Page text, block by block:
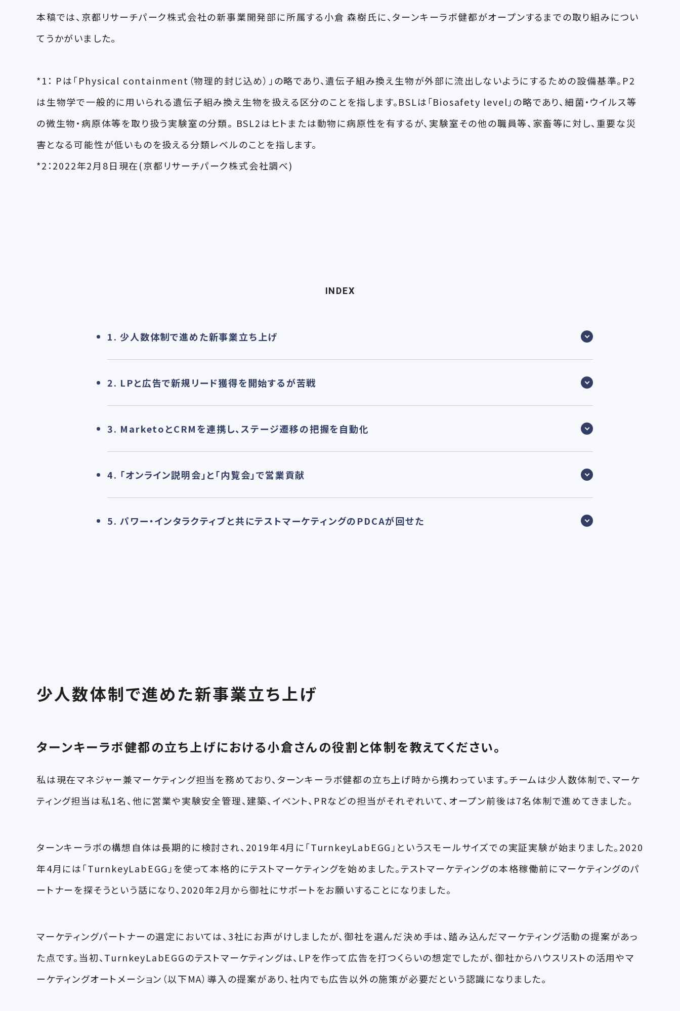
本稿では、京都リサーチパーク株式会社の新事業開発部に所属する小倉 森樹氏に、ターンキーラボ健都がオープンするまでの取り組みについ
てうかがいました。
*1： Pは「Physical containment（物理的封じ込め）」の略であり、遺伝子組み換え生物が外部に流出しないようにするための設備基準。P2
は生物学で一般的に用いられる遺伝子組み換え生物を扱える区分のことを指します。BSLは「Biosafety level」の略であり、細菌・ウイルス等
の微生物・病原体等を取り扱う実験室の分類。 BSL2はヒトまたは動物に病原性を有するが、実験室その他の職員等、家畜等に対し、重要な災
害となる可能性が低いものを扱える分類レベルのことを指します。
*2：2022年2月8日現在(京都リサーチパーク株式会社調べ)
INDEX
1. 少人数体制で進めた新事業立ち上げ
2. LPと広告で新規リード獲得を開始するが苦戦
3. MarketoとCRMを連携し、ステージ遷移の把握を自動化
4. 「オンライン説明会」と「内覧会」で営業貢献
5. パワー・インタラクティブと共にテストマーケティングのPDCAが回せた
少人数体制で進めた新事業立ち上げ
ターンキーラボ健都の立ち上げにおける小倉さんの役割と体制を教えてください。
私は現在マネジャー兼マーケティング担当を務めており、ターンキーラボ健都の立ち上げ時から携わっています。チームは少人数体制で、マーケ
ティング担当は私1名、他に営業や実験安全管理、建築、イベント、PRなどの担当がそれぞれいて、オープン前後は7名体制で進めてきました。
ターンキーラボの構想自体は長期的に検討され、2019年4月に「TurnkeyLabEGG」というスモールサイズでの実証実験が始まりました。2020
年4月には「TurnkeyLabEGG」を使って本格的にテストマーケティングを始めました。テストマーケティングの本格稼働前にマーケティングのパ
ートナーを探そうという話になり、2020年2月から御社にサポートをお願いすることになりました。
マーケティングパートナーの選定においては、3社にお声がけしましたが、御社を選んだ決め手は、踏み込んだマーケティング活動の提案があっ
た点です。当初、TurnkeyLabEGGのテストマーケティングは、LPを作って広告を打つくらいの想定でしたが、御社からハウスリストの活用やマ
ーケティングオートメーション（以下MA）導入の提案があり、社内でも広告以外の施策が必要だという認識になりました。